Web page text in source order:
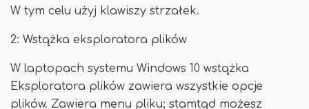
W tym celu użyj klawiszy strzałek.
2: Wstążka eksploratora plików
W laptopach systemu Windows 10 wstążka
Eksploratora plików zawiera wszystkie opcje
plików. Zawiera menu pliku; stamtąd możesz